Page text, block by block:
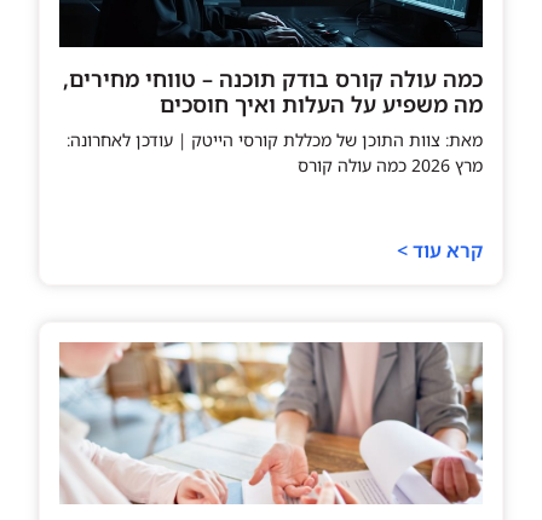
כמה עולה קורס בודק תוכנה – טווחי מחירים,
מה משפיע על העלות ואיך חוסכים
מאת: צוות התוכן של מכללת קורסי הייטק | עודכן לאחרונה:
מרץ 2026 כמה עולה קורס
קרא עוד >